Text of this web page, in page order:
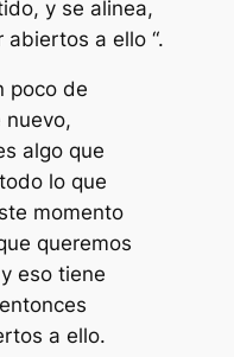
y se alinea,
a ello “.
poco de
nuevo,
algo que
lo que
momento
queremos
eso tiene
a ello.